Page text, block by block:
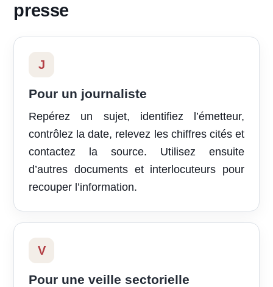
presse
J
Pour un journaliste
Repérez un sujet, identifiez l’émetteur,
contrôlez la date, relevez les chiffres cités et
contactez la source. Utilisez ensuite
d’autres documents et interlocuteurs pour
recouper l’information.
V
Pour une veille sectorielle